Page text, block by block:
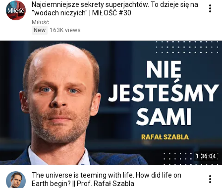
Najciemniejsze sekrety superjachtów. To dzieje się na
"wodach niczyich" | MIŁOŚĆ #30
Miłość
New
163K views
1:36:04
The universe is teeming with life. How did life on
Earth begin? || Prof. Rafał Szabla